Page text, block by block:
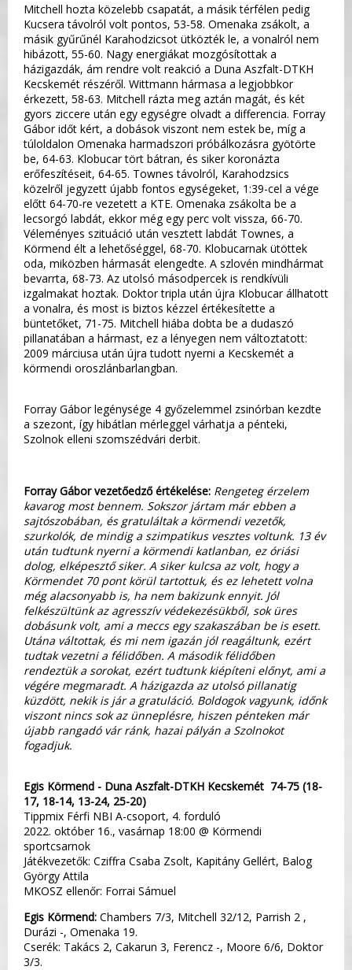
Mitchell hozta közelebb csapatát, a másik térfélen pedig
Kucsera távolról volt pontos, 53-58. Omenaka zsákolt, a
másik gyűrűnél Karahodzicsot ütközték le, a vonalról nem
hibázott, 55-60. Nagy energiákat mozgósítottak a
házigazdák, ám rendre volt reakció a Duna Aszfalt-DTKH
Kecskemét részéről. Wittmann hármasa a legjobbkor
érkezett, 58-63. Mitchell rázta meg aztán magát, és két
gyors ziccere után egy egységre olvadt a differencia. Forray
Gábor időt kért, a dobások viszont nem estek be, míg a
túloldalon Omenaka harmadszori próbálkozásra gyötörte
be, 64-63. Klobucar tört bátran, és siker koronázta
erőfeszítéseit, 64-65. Townes távolról, Karahodzsics
közelről jegyzett újabb fontos egységeket, 1:39-cel a vége
előtt 64-70-re vezetett a KTE. Omenaka zsákolta be a
lecsorgó labdát, ekkor még egy perc volt vissza, 66-70.
Véleményes szituáció után vesztett labdát Townes, a
Körmend élt a lehetőséggel, 68-70. Klobucarnak ütöttek
oda, miközben hármasát elengedte. A szlovén mindhármat
bevarrta, 68-73. Az utolsó másodpercek is rendkívüli
izgalmakat hoztak. Doktor tripla után újra Klobucar állhatott
a vonalra, és most is biztos kézzel értékesítette a
büntetőket, 71-75. Mitchell hiába dobta be a dudaszó
pillanatában a hármast, ez a lényegen nem változtatott:
2009 márciusa után újra tudott nyerni a Kecskemét a
körmendi oroszlánbarlangban.
Forray Gábor legénysége 4 győzelemmel zsinórban kezdte
a szezont, így hibátlan mérleggel várhatja a pénteki,
Szolnok elleni szomszédvári derbit.
Forray Gábor vezetőedző értékelése: Rengeteg érzelem
kavarog most bennem. Sokszor jártam már ebben a
sajtószobában, és gratuláltak a körmendi vezetők,
szurkolók, de mindig a szimpatikus vesztes voltunk. 13 év
után tudtunk nyerni a körmendi katlanban, ez óriási
dolog, elképesztő siker. A siker kulcsa az volt, hogy a
Körmendet 70 pont körül tartottuk, és ez lehetett volna
még alacsonyabb is, ha nem bakizunk ennyit. Jól
felkészültünk az agresszív védekezésükből, sok üres
dobásunk volt, ami a meccs egy szakaszában be is esett.
Utána váltottak, és mi nem igazán jól reagáltunk, ezért
tudtak vezetni a félidőben. A második félidőben
rendeztük a sorokat, ezért tudtunk kiépíteni előnyt, ami a
végére megmaradt. A házigazda az utolsó pillanatig
küzdött, nekik is jár a gratuláció. Boldogok vagyunk, időnk
viszont nincs sok az ünneplésre, hiszen pénteken már
újabb rangadó vár ránk, hazai pályán a Szolnokot
fogadjuk.
Egis Körmend - Duna Aszfalt-DTKH Kecskemét 74-75 (18-
17, 18-14, 13-24, 25-20)
Tippmix Férfi NBI A-csoport, 4. forduló
2022. október 16., vasárnap 18:00 @ Körmendi
sportcsarnok
Játékvezetők: Cziffra Csaba Zsolt, Kapitány Gellért, Balog
György Attila
MKOSZ ellenőr: Forrai Sámuel
Egis Körmend: Chambers 7/3, Mitchell 32/12, Parrish 2 ,
Durázi -, Omenaka 19.
Cserék: Takács 2, Cakarun 3, Ferencz -, Moore 6/6, Doktor
3/3.